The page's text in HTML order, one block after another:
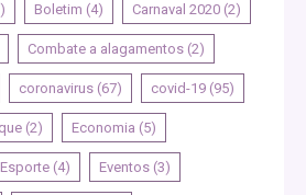
Boletim (4) Carnaval 2020 (2)
Combate a alagamentos (2)
coronavirus (67) covid-19 (95)
(2) Economia (5)
Esporte (4) Eventos (3)